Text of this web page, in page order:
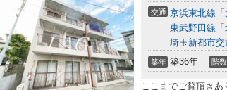
交通 京浜東北線 「
東武野田線 「
埼玉新都市
築年 築36年 階数
ここまでご覧頂きあ